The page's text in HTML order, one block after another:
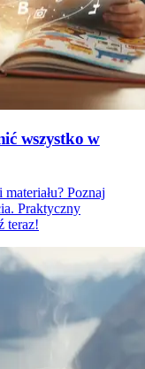
wszystko w
Poznaj
Praktyczny
teraz!